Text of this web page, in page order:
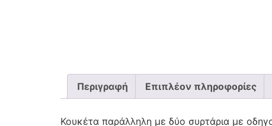
Περιγραφή Επιπλέον πληροφορίες
Κουκέτα παράλληλη με δύο συρτάρια με